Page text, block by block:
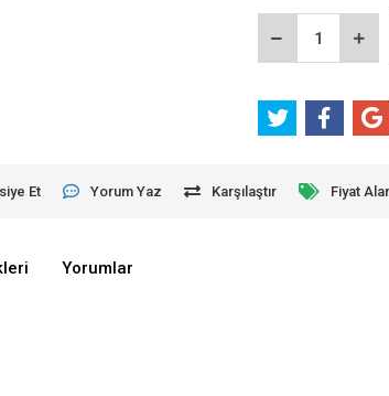
Et Yorum Yaz Karşılaştır Fiyat
Yorumlar